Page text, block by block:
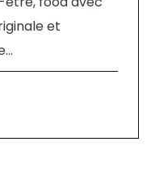
et